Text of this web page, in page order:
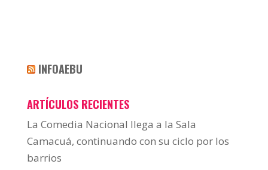
INFOAEBU
ARTÍCULOS RECIENTES
La Comedia Nacional llega a la Sala
Camacuá, continuando con su ciclo por los
barrios